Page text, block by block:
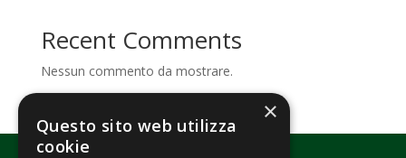
Recent Comments
Nessun commento da mostrare.
×
Questo sito web utilizza
cookie